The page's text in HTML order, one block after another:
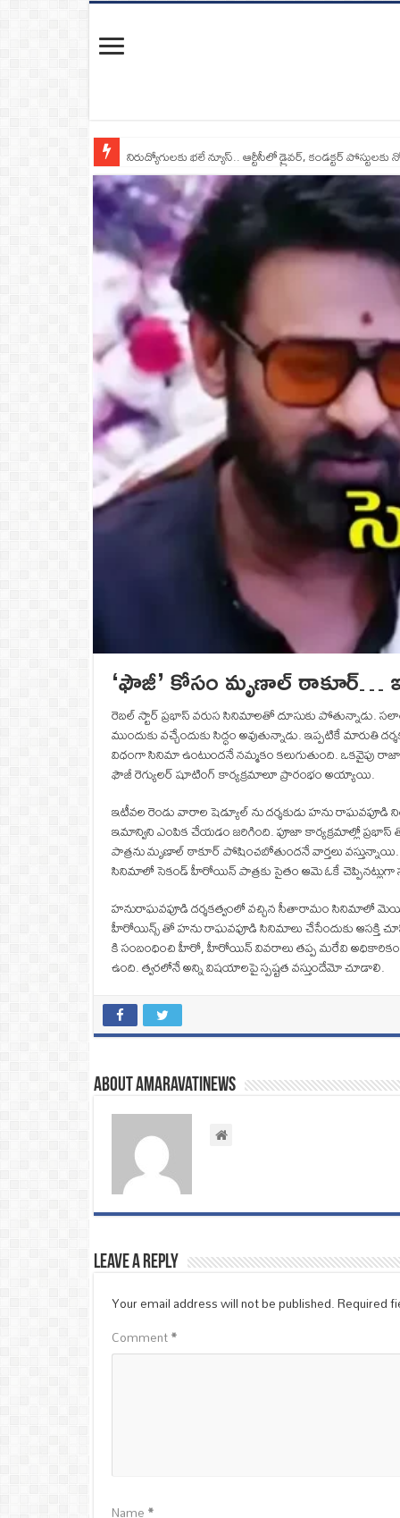
నిరుద్యోగులకు భలే న్యూస్.. ఆర్టీసీలో డ్రైవర్, కండక్టర్‌
‘ఫౌజీ’ కోసం మృణాల్‌ ఠాకూర్‌…
రెబల్‌ స్టార్‌ ప్రభాస్‌ వరుస సినిమాలతో దూసుకు పోతున్నాడు.
ముందుకు వచ్చేందుకు సిద్ధం అవుతున్నాడు. ఇప్పటికే
విధంగా సినిమా ఉంటుందనే నమ్మకం కలుగుతుంది. ఒకవైపు
ఫౌజీ రెగ్యులర్‌ షూటింగ్ కార్యక్రమాలూ ప్రారంభం అయ్యాయి.
ఇటీవల రెండు వారాల షెడ్యూల్‌ ను దర్శకుడు హను
ఇమాన్విని ఎంపిక చేయడం జరిగింది. పూజా కార్యక్రమాల్లో
పాత్రను మృణాల్‌ ఠాకూర్‌ పోషించబోతుందనే వార్తలు
సినిమాలో సెకండ్‌ హీరోయిన్‌ పాత్రకు సైతం ఆమె ఓకే
హనురాఘవపూడి దర్శకత్వంలో వచ్చిన సీతారామం సినిమాలో
హీరోయిన్స్ తో హను రాఘవపూడి సినిమాలు చేసేందుకు ఆసక్తి
కి సంబంధించి హీరో, హీరోయిన్‌ వివరాలు తప్ప మరేవి
ఉంది. త్వరలోనే అన్ని విషయాలపై స్పష్టత వస్తుందేమో చూడాలి.
About amaravatinews
Leave a Reply
Your email address will not be published.Required
Comment*
Name*